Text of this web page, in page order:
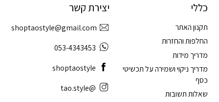
כללי
תקנון האתר
החלפות והחזרות
מדריך מידות
מדריך ניקוי ושמירה על תכשיטי
כסף
שאלות תשובות
יצירת קשר
shoptaostyle@gmail.com
053-4343453
shoptaostyle
@tao.style